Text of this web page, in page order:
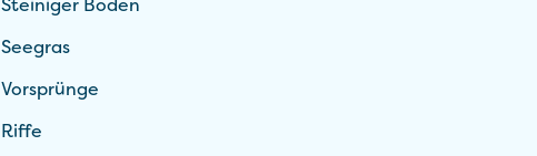
Seegras
Vorsprünge
Riffe